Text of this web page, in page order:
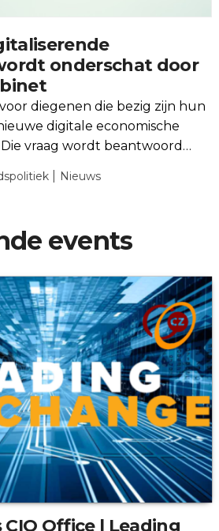
onderschat door
diegenen die bezig zijn hun
digitale economische
vraag wordt beantwoord
Directeur CIO Platform
Nieuws
events
CIO Office | Leading